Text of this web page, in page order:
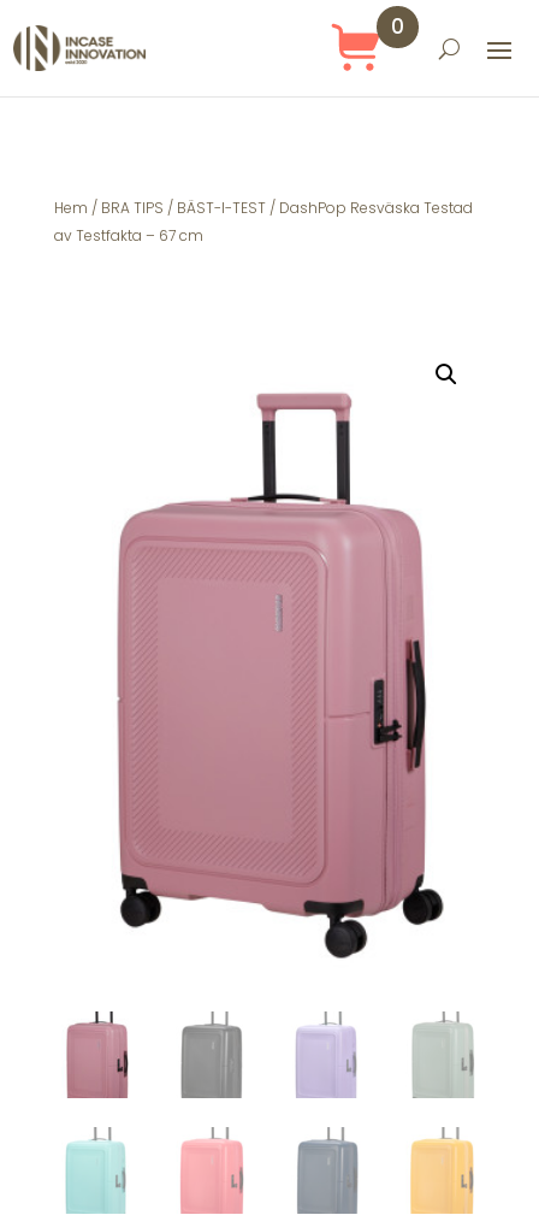
0
Hem / BRA TIPS / BÄST-I-TEST/ DashPop Resväska Testad
av Testfakta – 67 cm